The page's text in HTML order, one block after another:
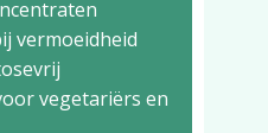
vermoeidheid
vegetariërs en